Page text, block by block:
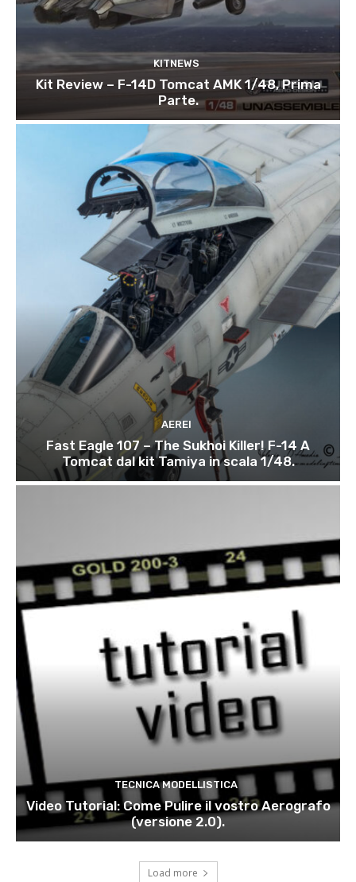
KITNEWS
Kit Review – F-14D Tomcat AMK 1/48, Prima
Parte.
AEREI
Fast Eagle 107 – The Sukhoi Killer! F-14 A
Tomcat dal kit Tamiya in scala 1/48.
TECNICA MODELLISTICA
Video Tutorial: Come Pulire il vostro Aerografo
(versione 2.0).
Load more